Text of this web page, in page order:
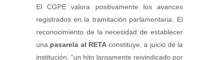
El CGPE valora positivamente los avances
registrados en la tramitación parlamentaria. El
reconocimiento de la necesidad de establecer
una pasarela al RETAconstituye, a juicio de la
institución, “un hito largamente reivindicado por